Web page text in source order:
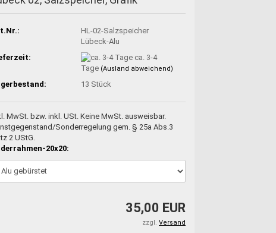
HL-02-Salzspeicher
Lübeck-Alu
ca. 3-4
Tage (Ausland abweichend)
13 Stück
MwSt. bzw. inkl. USt. Keine MwSt. ausweisbar.
Sonderregelung gem. § 25a Abs.3
2 UStG.
20x20:
35,00 EUR
zzgl. Versand